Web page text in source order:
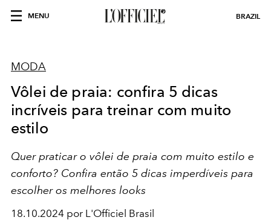
MENU BRAZIL
MODA
Vôlei de praia: confira 5 dicas
incríveis para treinar com muito
estilo
Quer praticar o vôlei de praia com muito estilo e
conforto? Confira então 5 dicas imperdíveis para
escolher os melhores looks
18.10.2024 por L'Officiel Brasil